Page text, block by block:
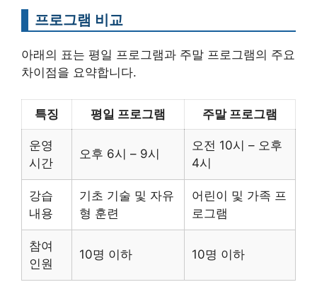
프로그램 비교
아래의 표는 평일 프로그램과 주말 프로그램의 주요
차이점을 요약합니다.
특징 평일 프로그램 주말 프로그램
운영
시간
오후 6시 – 9시
오전 10시 – 오후
4시
강습
내용
기초 기술 및 자유
형 훈련
어린이 및 가족 프
로그램
참여
인원
10명 이하 10명 이하